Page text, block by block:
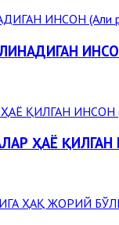
ҲАЁ ҚИЛГАН